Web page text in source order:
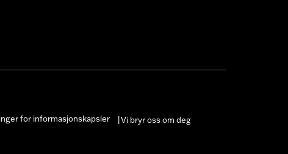
for informasjonskapsler Vi bryr oss om deg